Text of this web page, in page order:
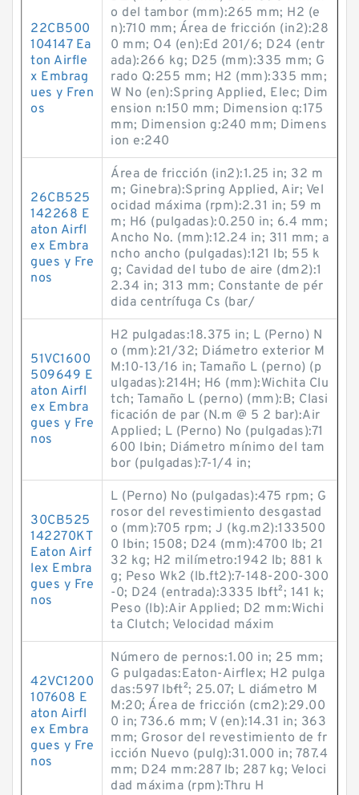
22CB500
104147 Ea
ton Airfle
x Embrag
ues y Fren
os
o del tambor (mm):265 mm; H2 (e
n):710 mm; Área de fricción (in2):28
0 mm; O4 (en):Ed 201/6; D24 (entr
ada):266 kg; D25 (mm):335 mm; G
rado Q:255 mm; H2 (mm):335 mm;
W No (en):Spring Applied, Elec; Dim
ension n:150 mm; Dimension q:175
mm; Dimension g:240 mm; Dimens
ion e:240
26CB525
142268 E
aton Airfl
ex Embra
gues y Fre
nos
Área de fricción (in2):1.25 in; 32 m
m; Ginebra):Spring Applied, Air; Vel
ocidad máxima (rpm):2.31 in; 59 m
m; H6 (pulgadas):0.250 in; 6.4 mm;
Ancho No. (mm):12.24 in; 311 mm; a
ncho ancho (pulgadas):121 lb; 55 k
g; Cavidad del tubo de aire (dm2):1
2.34 in; 313 mm; Constante de pér
dida centrífuga Cs (bar/
51VC1600
509649 E
aton Airfl
ex Embra
gues y Fre
nos
H2 pulgadas:18.375 in; L (Perno) N
o (mm):21/32; Diámetro exterior M
M:10-13/16 in; Tamaño L (perno) (p
ulgadas):214H; H6 (mm):Wichita Clu
tch; Tamaño L (perno) (mm):B; Clasi
ficación de par (N.m @ 5 2 bar):Air
Applied; L (Perno) No (pulgadas):71
600 lb·in; Diámetro mínimo del tam
bor (pulgadas):7-1/4 in;
30CB525
142270KT
Eaton Airf
lex Embra
gues y Fre
nos
L (Perno) No (pulgadas):475 rpm; G
rosor del revestimiento desgastad
o (mm):705 rpm; J (kg.m2):133500
0 lb·in; 1508; D24 (mm):4700 lb; 21
32 kg; H2 milímetro:1942 lb; 881 k
g; Peso Wk2 (lb.ft2):7-148-200-300
-0; D24 (entrada):3335 lb·ft²; 141 k;
Peso (lb):Air Applied; D2 mm:Wichi
ta Clutch; Velocidad máxim
42VC1200
107608 E
aton Airfl
ex Embra
gues y Fre
nos
Número de pernos:1.00 in; 25 mm;
G pulgadas:Eaton-Airflex; H2 pulga
das:597 lb·ft²; 25.07; L diámetro M
M:20; Área de fricción (cm2):29.00
0 in; 736.6 mm; V (en):14.31 in; 363
mm; Grosor del revestimiento de fr
icción Nuevo (pulg):31.000 in; 787.4
mm; D24 mm:287 lb; 287 kg; Veloci
dad máxima (rpm):Thru H